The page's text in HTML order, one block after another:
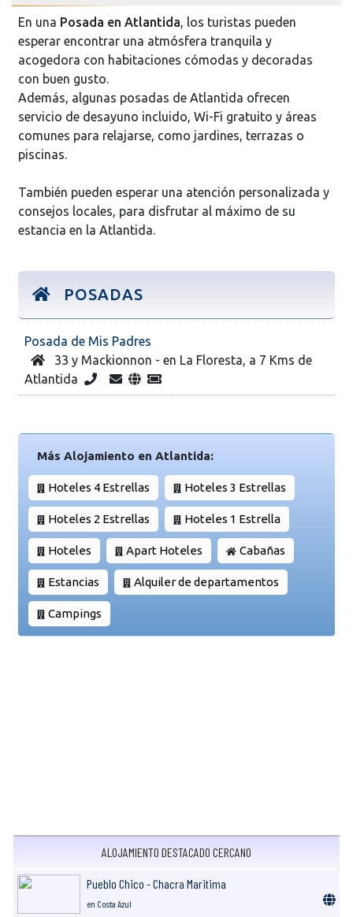
En una Posada en Atlantida, los turistas pueden
esperar encontrar una atmósfera tranquila y
acogedora con habitaciones cómodas y decoradas
con buen gusto.
Además, algunas posadas de Atlantida ofrecen
servicio de desayuno incluido, Wi-Fi gratuito y áreas
comunes para relajarse, como jardines, terrazas o
piscinas.
También pueden esperar una atención personalizada y
consejos locales, para disfrutar al máximo de su
estancia en la Atlantida.
POSADAS
Posada de Mis Padres
33 y Mackionnon - en La Floresta, a 7 Kms de
Atlantida
Más Alojamiento en Atlantida:
Hoteles 4 Estrellas Hoteles 3 Estrellas
Hoteles 2 Estrellas Hoteles 1 Estrella
Hoteles Apart Hoteles Cabañas
Estancias Alquiler de departamentos
Campings
ALOJAMIENTO DESTACADO CERCANO
Pueblo Chico - Chacra Maritima
en Costa Azul